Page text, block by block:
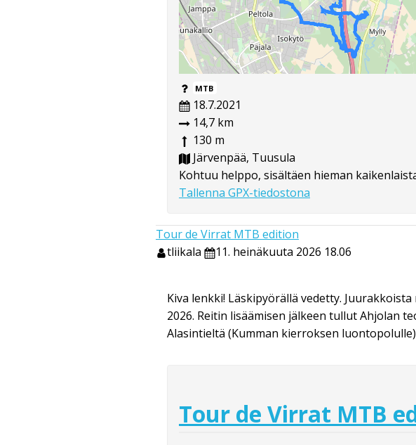
MTB
18.7.2021
14,7 km
130 m
Järvenpää, Tuusula
Kohtuu helppo, sisältäen hieman
Tallenna GPX-tiedostona
Tour de Virrat MTB edition
tliikala
11. heinäkuuta 2026 18.06
Kiva lenkki! Läskipyörällä vedetty.
2026. Reitin lisäämisen jälkeen tullut Ahjolan
Alasintieltä (Kumman kierroksen
Tour de Virrat MTB